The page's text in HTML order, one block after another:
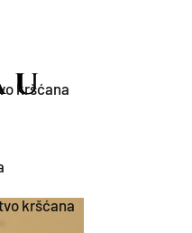
kršćana
kršćana
u